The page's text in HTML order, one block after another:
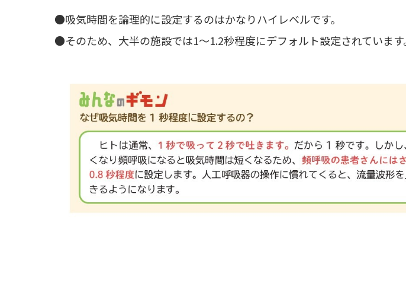
●吸気時間を論理的に設定するのはかなりハイレベルです。
●そのため、大半の施設では1～1.2秒程度にデフォルト設定されています